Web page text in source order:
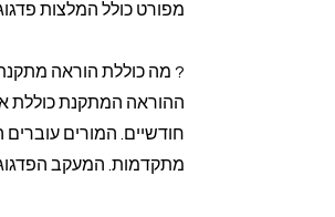
מפורט כולל המלצות
? מה כוללת הוראה
ההוראה המתקנת כוללת
חודשיים. המורים
מתקדמות. המעקב הפדגוגי